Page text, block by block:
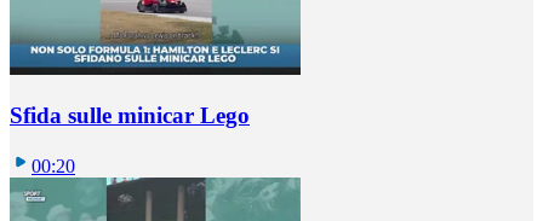
Sfida sulle minicar Lego
00:20